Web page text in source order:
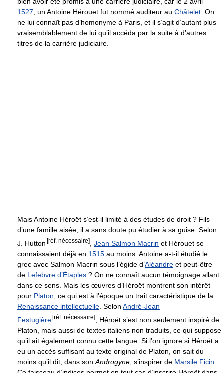
1527 , un Antoine Hérouet fut nommé auditeur au Châtelet . On
ne lui connaît pas d’homonyme à Paris, et il s’agit d’autant plus
vraisemblablement de lui qu’il accéda par la suite à d’autres
titres de la carrière judiciaire.
Mais Antoine Héroët s’est-il limité à des études de droit ? Fils
d’une famille aisée, il a sans doute pu étudier à sa guise. Selon
J. Hutton [réf. nécessaire] Jean Salmon Macrin et Hérouet se
connaissaient déjà en 1515 au moins. Antoine a-t-il étudié le
grec avec Salmon Macrin sous l’égide d’Aléandre et peut-être
de Lefebvre d’Étaples ? On ne connaît aucun témoignage allant
dans ce sens. Mais les œuvres d’Héroët montrent son intérêt
pour Platon , ce qui est à l’époque un trait caractéristique de la
Renaissance intellectuelle . Selon André-Jean
Festugière[réf. nécessaire]
, Héroët s’est non seulement inspiré de
Platon, mais aussi de textes italiens non traduits, ce qui suppose
qu’il ait également connu cette langue. Si l’on ignore si Héroët a
eu un accès suffisant au texte original de Platon, on sait du
moins qu’il dit, dans son Androgyne , s’inspirer de Marsile Ficin